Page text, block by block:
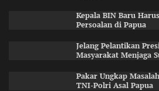
Kepala BIN Baru
Persoalan di Papua
Jelang Pelantikan
Masyarakat Menjaga
Pakar Ungkap
TNI-Polri Asal Papua